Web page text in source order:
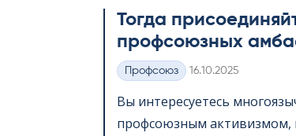
Тогда
профсоюзных
Категории
Профсоюз Kirjoitettu
16.10.2025
Вы интересуетесь
профсоюзным